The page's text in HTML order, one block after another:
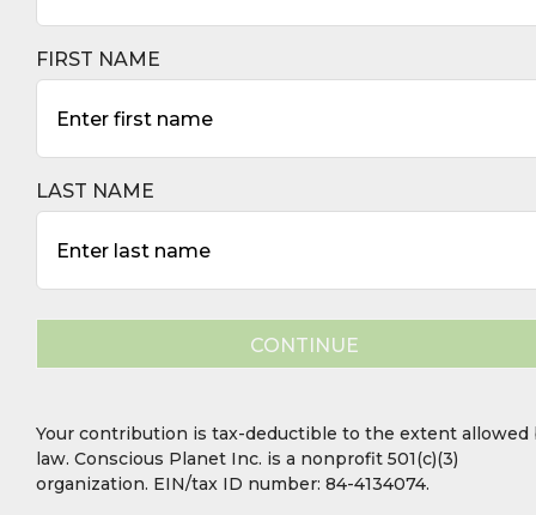
FIRST NAME
LAST NAME
CONTINUE
Your contribution is tax-deductible to the extent allowed
law. Conscious Planet Inc. is a nonprofit 501(c)(3)
organization. EIN/tax ID number: 84-4134074.